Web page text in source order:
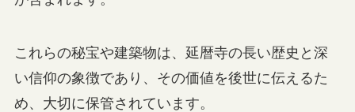
これらの秘宝や建築物は、延暦寺の長い歴史と深
い信仰の象徴であり、その価値を後世に伝えるた
め、大切に保管されています。